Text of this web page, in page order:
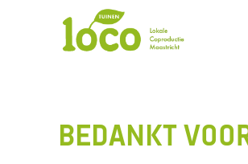
BEDANKT